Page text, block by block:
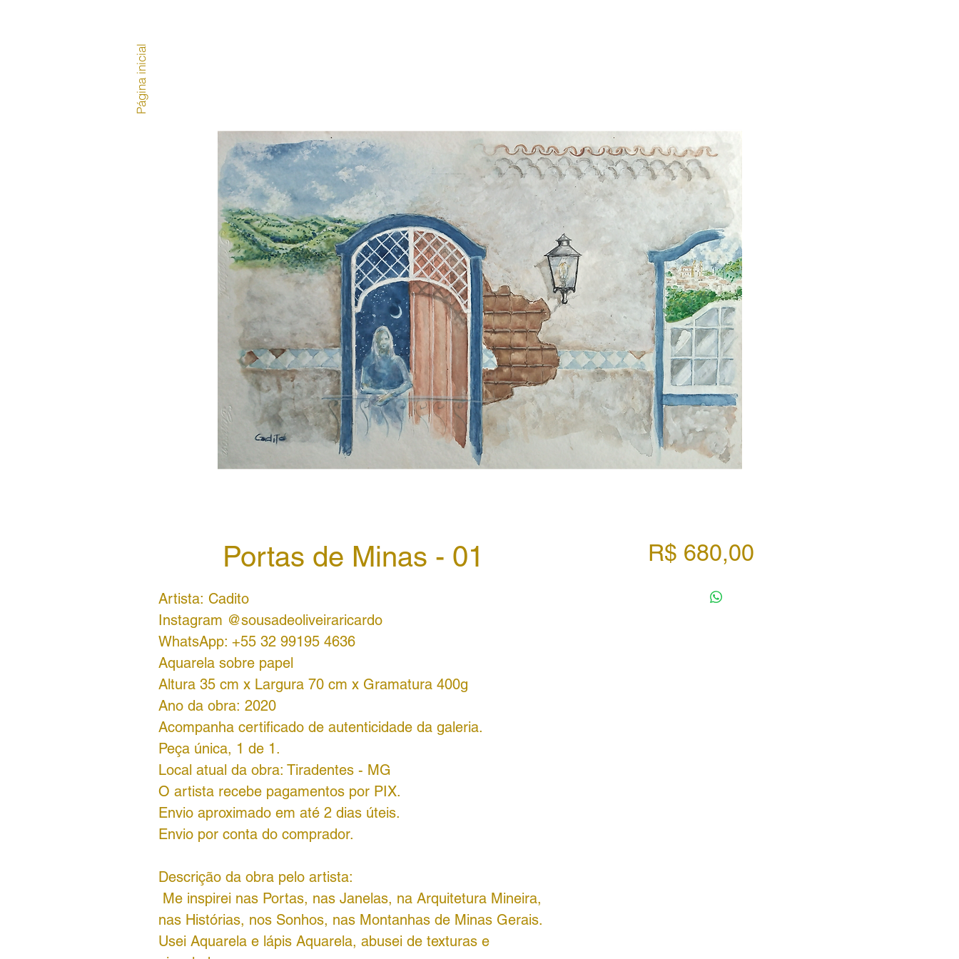
Portas de Minas - 01
Artista: Cadito
Instagram @sousadeoliveiraricardo
WhatsApp: +55 32 99195 4636
Aquarela sobre papel
Altura 35 cm x Largura 70 cm x Gramatura 400g
Ano da obra: 2020
Acompanha certificado de autenticidade da galeria.
Peça única, 1 de 1.
Local atual da obra: Tiradentes - MG
O artista recebe pagamentos por PIX.
Envio aproximado em até 2 dias úteis.
Envio por conta do comprador.
Descrição da obra pelo artista:
Me inspirei nas Portas, nas Janelas, na Arquitetura Mineira,
nas Histórias, nos Sonhos, nas Montanhas de Minas Gerais.
Usei Aquarela e lápis Aquarela, abusei de texturas e
R$ 680,00
Página inicial